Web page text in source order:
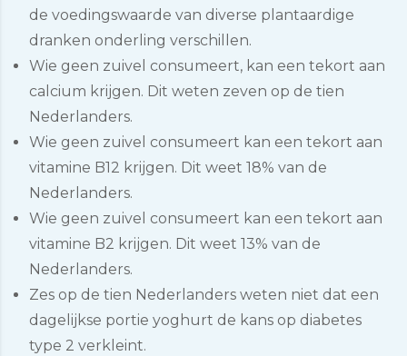
de voedingswaarde van diverse plantaardige
dranken onderling verschillen.
Wie geen zuivel consumeert, kan een tekort aan
calcium krijgen. Dit weten zeven op de tien
Nederlanders.
Wie geen zuivel consumeert kan een tekort aan
vitamine B12 krijgen. Dit weet 18% van de
Nederlanders.
Wie geen zuivel consumeert kan een tekort aan
vitamine B2 krijgen. Dit weet 13% van de
Nederlanders.
Zes op de tien Nederlanders weten niet dat een
dagelijkse portie yoghurt de kans op diabetes
type 2 verkleint.